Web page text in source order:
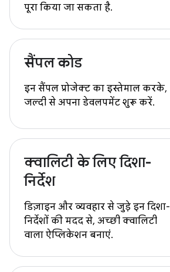
पूरा किया जा सकता है.
सैंपल कोड
इन सैंपल प्रोजेक्ट का इस्तेमाल करके,
जल्दी से अपना डेवलपमेंट शुरू करें.
क्वालिटी के लिए दिशा-
निर्देश
डिज़ाइन और व्यवहार से जुड़े इन दिशा-
निर्देशों की मदद से, अच्छी क्वालिटी
वाला ऐप्लिकेशन बनाएं.